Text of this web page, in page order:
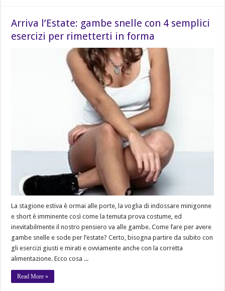
Arriva l’Estate: gambe snelle con 4 semplici
esercizi per rimetterti in forma
La stagione estiva è ormai alle porte, la voglia di indossare minigonne
e short è imminente così come la temuta prova costume, ed
inevitabilmente il nostro pensiero va alle gambe. Come fare per avere
gambe snelle e sode per l’estate? Certo, bisogna partire da subito con
gli esercizi giusti e mirati e ovviamente anche con la corretta
alimentazione. Ecco cosa ...
Read More »